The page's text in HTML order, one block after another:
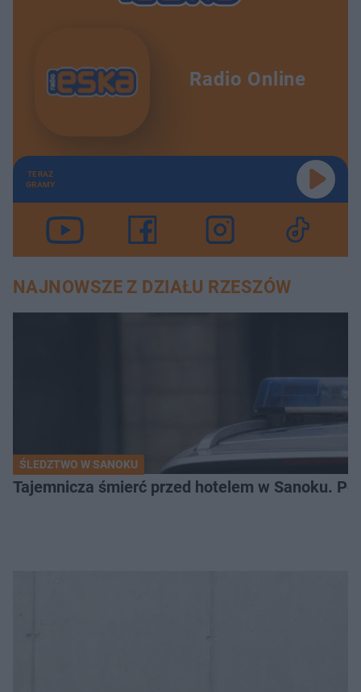
Radio Online
TERAZ
GRAMY
NAJNOWSZE Z DZIAŁU RZESZÓW
ŚLEDZTWO W SANOKU
Tajemnicza śmierć przed hotelem w Sanoku.